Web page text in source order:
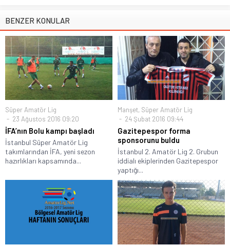
BENZER KONULAR
Süper Amatör Lig
23 Ağustos 2016 09:20
İFA’nın Bolu kampı başladı
İstanbul Süper Amatör Lig
takımlarından İFA, yeni sezon
hazırlıkları kapsamında...
Manşet, Süper Amatör Lig
24 Şubat 2016 09:44
Gazitepespor forma
sponsorunu buldu
İstanbul 2. Amatör Lig 2. Grubun
iddialı ekiplerinden Gazitepespor
yaptığı...